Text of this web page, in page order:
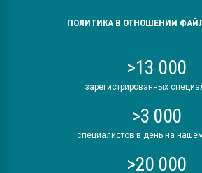
ПОЛИТИКА В ОТНОШЕНИИ
>13 000
зарегистрированных
>3 000
специалистов в день на
>20 000